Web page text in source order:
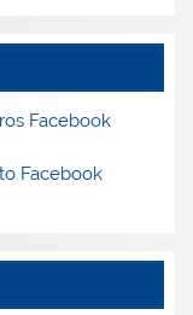
Facebook
Facebook